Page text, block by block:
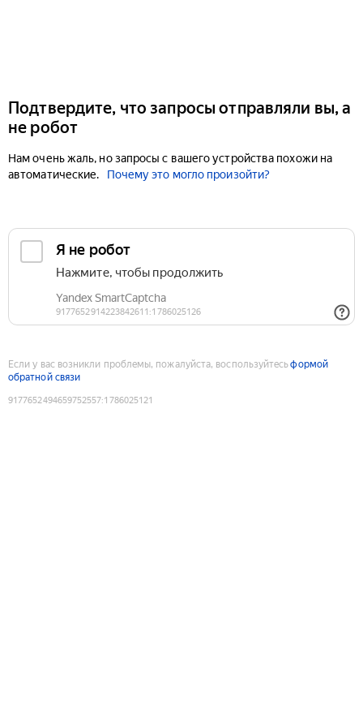
Подтвердите, что запросы отправляли вы, а
не робот
Нам очень жаль, но запросы с вашего устройства похожи на
автоматические.
Почему это могло произойти?
Если у вас возникли проблемы, пожалуйста, воспользуйтесьформой
обратной связи
9177652494659752557:1786025121